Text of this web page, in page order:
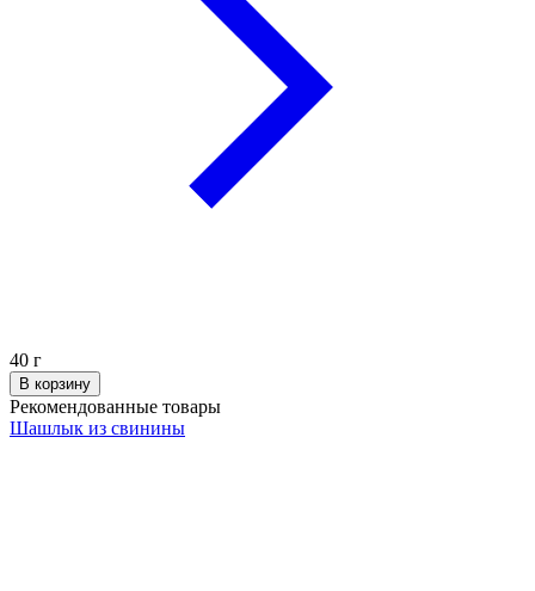
40 г
В корзину
Рекомендованные товары
Шашлык из свинины